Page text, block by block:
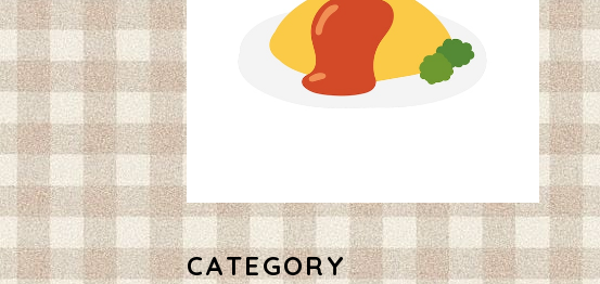
遠隔オムライス
¥1,815
CATEGORY